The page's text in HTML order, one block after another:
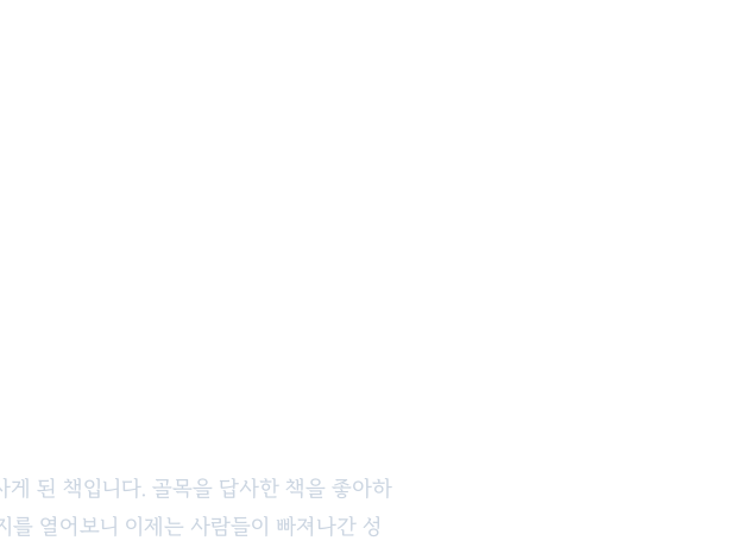
게 된 책입니다. 골목을 답사한 책을 좋아하
열어보니 이제는 사람들이 빠져나간 성